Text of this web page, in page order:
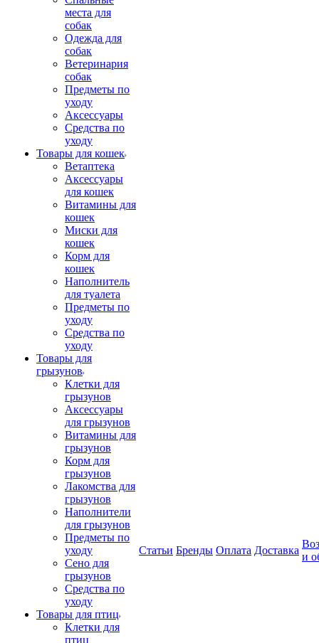
места для
собак
Одежда для
собак
Ветеринария
собак
Предметы по
уходу
Аксессуары
Средства по
уходу
Товары для кошек
Ветаптека
Аксессуары
для кошек
Витамины для
кошек
Миски для
кошек
Корм для
кошек
Наполнитель
для туалета
Предметы по
уходу
Средства по
уходу
Товары для
грызунов
Клетки для
грызунов
Аксессуары
для грызунов
Витамины для
грызунов
Корм для
грызунов
Лакомства для
грызунов
Наполнители
для грызунов
Предметы по
уходу
Сено для
грызунов
Средства по
уходу
Товары для птиц
Клетки для
птиц
Статьи Бренды Оплата Доставка
и